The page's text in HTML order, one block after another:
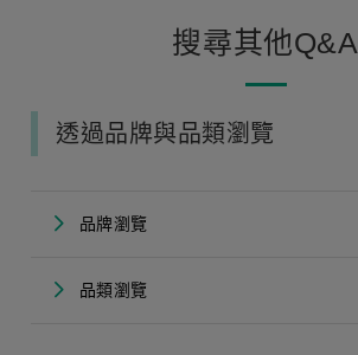
搜尋其他Q&A
透過品牌與品類瀏覽
品牌瀏覽
品類瀏覽